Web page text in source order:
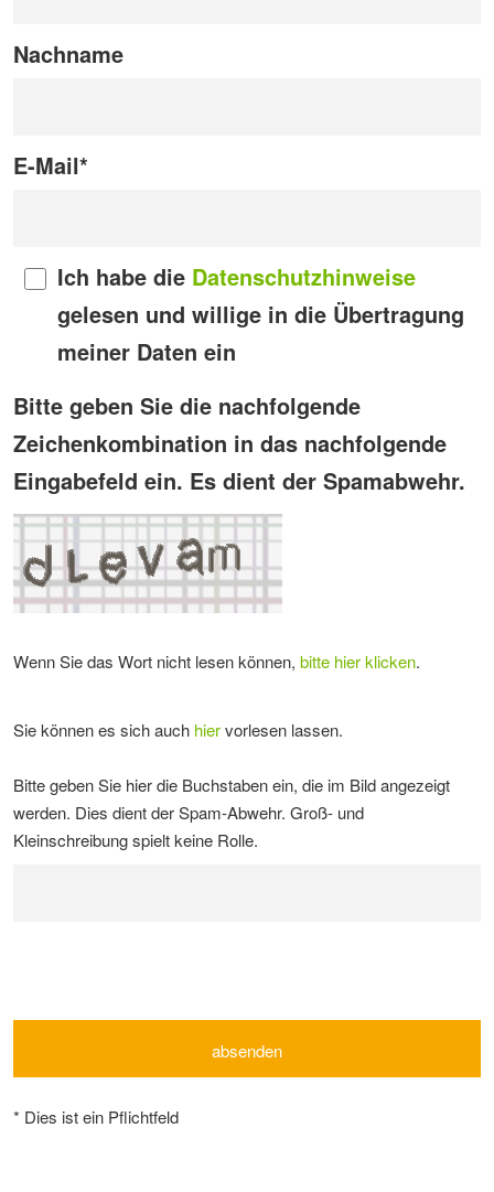
Nachname
E-Mail*
Ich habe die Datenschutzhinweise
gelesen und willige in die Übertragung
meiner Daten ein
Bitte geben Sie die nachfolgende
Zeichenkombination in das nachfolgende
Eingabefeld ein. Es dient der Spamabwehr.
Wenn Sie das Wort nicht lesen können, bitte hier klicken.
Sie können es sich auch hiervorlesen lassen.
Bitte geben Sie hier die Buchstaben ein, die im Bild angezeigt
werden. Dies dient der Spam-Abwehr. Groß- und
Kleinschreibung spielt keine Rolle.
* Dies ist ein Pflichtfeld